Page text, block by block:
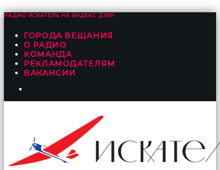
РАДИО ИСКАТЕЛЬ НА ЯНДЕКС ДЗЕН
ГОРОДА ВЕЩАНИЯ
О РАДИО
КОМАНДА
РЕКЛАМОДАТЕЛЯМ
ВАКАНСИИ